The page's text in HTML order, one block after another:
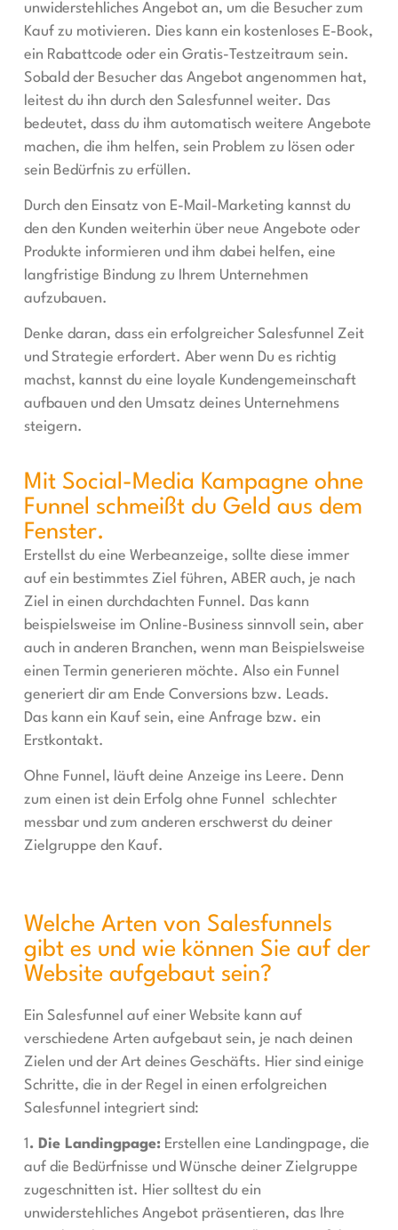
unwiderstehliches Angebot an, um die Besucher zum
Kauf zu motivieren. Dies kann ein kostenloses E-Book,
ein Rabattcode oder ein Gratis-Testzeitraum sein.
Sobald der Besucher das Angebot angenommen hat,
leitest du ihn durch den Salesfunnel weiter. Das
bedeutet, dass du ihm automatisch weitere Angebote
machen, die ihm helfen, sein Problem zu lösen oder
sein Bedürfnis zu erfüllen.
Durch den Einsatz von E-Mail-Marketing kannst du
den den Kunden weiterhin über neue Angebote oder
Produkte informieren und ihm dabei helfen, eine
langfristige Bindung zu Ihrem Unternehmen
aufzubauen.
Denke daran, dass ein erfolgreicher Salesfunnel Zeit
und Strategie erfordert. Aber wenn Du es richtig
machst, kannst du eine loyale Kundengemeinschaft
aufbauen und den Umsatz deines Unternehmens
steigern.
Mit Social-Media Kampagne ohne
Funnel schmeißt du Geld aus dem
Fenster.
Erstellst du eine Werbeanzeige, sollte diese immer
auf ein bestimmtes Ziel führen, ABER auch, je nach
Ziel in einen durchdachten Funnel. Das kann
beispielsweise im Online-Business sinnvoll sein, aber
auch in anderen Branchen, wenn man Beispielsweise
einen Termin generieren möchte. Also ein Funnel
generiert dir am Ende Conversions bzw. Leads.
Das kann ein Kauf sein, eine Anfrage bzw. ein
Erstkontakt.
Ohne Funnel, läuft deine Anzeige ins Leere. Denn
zum einen ist dein Erfolg ohne Funnel
schlechter
messbar und zum anderen erschwerst du deiner
Zielgruppe den Kauf.
Welche Arten von Salesfunnels
gibt es und wie können Sie auf der
Website aufgebaut sein?
Ein Salesfunnel auf einer Website kann auf
verschiedene Arten aufgebaut sein, je nach deinen
Zielen und der Art deines Geschäfts. Hier sind einige
Schritte, die in der Regel in einen erfolgreichen
Salesfunnel integriert sind:
1 . Die Landingpage: Erstellen eine Landingpage, die
auf die Bedürfnisse und Wünsche deiner Zielgruppe
zugeschnitten ist. Hier solltest du ein
unwiderstehliches Angebot präsentieren, das Ihre